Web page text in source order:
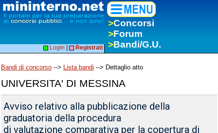
>Concorsi
>Forum
>Bandi/G.U.
Login Registrati
Bandi di concorso --> Lista bandi --> Dettaglio atto
UNIVERSITA' DI MESSINA
Avviso relativo alla pubblicazione della
graduatoria della procedura
di valutazione comparativa per la copertura di